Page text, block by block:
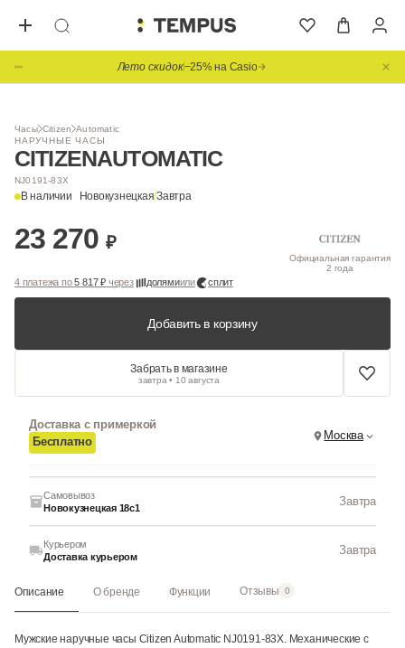
Лето скидок−25% на Casio
Часы Citizen Automatic
НАРУЧНЫЕ ЧАСЫ
CITIZENAUTOMATIC
NJ0191-83X
В наличии Новокузнецкая/Завтра
1/ 3
23 270 ₽
Официальная гарантия
2 года
4 платежа по5 817 ₽через долямиили сплит
Добавить в корзину
Забрать в магазине
завтра • 10 августа
Доставка с примеркой
Бесплатно
Москва
Самовывоз
Новокузнецкая 18с1
Завтра
Курьером
Доставка курьером
Завтра
Описание О бренде Функции Отзывы 0
Мужские наручные часы Citizen Automatic NJ0191-83X. Механические с